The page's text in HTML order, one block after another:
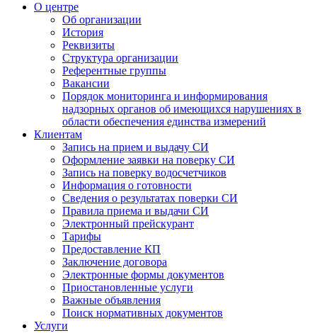
О центре
Об организации
История
Реквизиты
Структура организации
Референтные группы
Вакансии
Порядок мониторинга и информирования
надзорных органов об имеющихся нарушениях в
области обеспечения единства измерений
Клиентам
Запись на прием и выдачу СИ
Оформление заявки на поверку СИ
Запись на поверку водосчетчиков
Информация о готовности
Сведения о результатах поверки СИ
Правила приема и выдачи СИ
Электронный прейскурант
Тарифы
Предоставление КП
Заключение договора
Электронные формы документов
Приостановленные услуги
Важные объявления
Поиск нормативных документов
Услуги